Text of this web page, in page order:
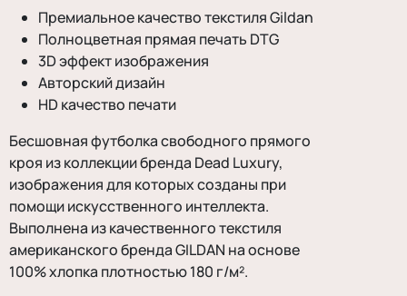
Премиальное качество текстиля Gildan
Полноцветная прямая печать DTG
3D эффект изображения
Авторский дизайн
HD качество печати
Бесшовная футболка свободного прямого
кроя из коллекции бренда Dead Luxury,
изображения для которых созданы при
помощи искусственного интеллекта.
Выполнена из качественного текстиля
американского бренда GILDAN на основе
100% хлопка плотностью 180 г/м².